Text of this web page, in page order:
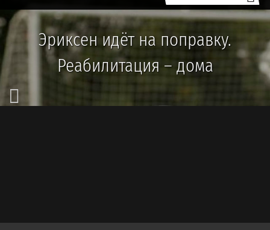
Эриксен идёт на поправку.
Реабилитация – дома